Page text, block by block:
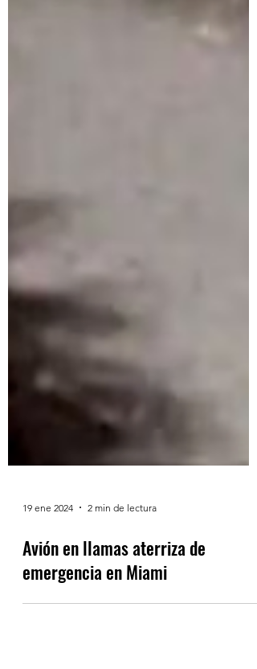
19 ene 2024 2 min de lectura
Avión en llamas aterriza de
emergencia en Miami